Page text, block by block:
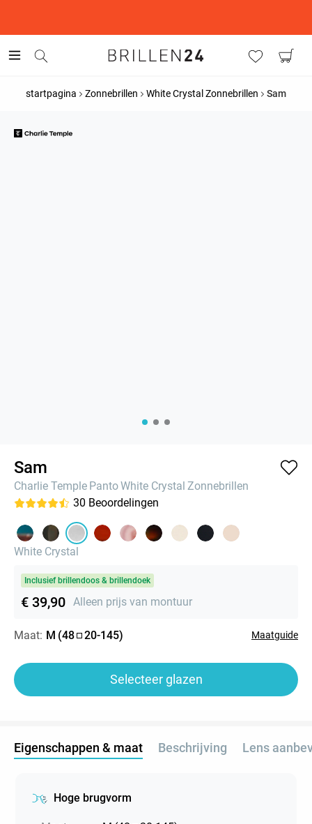
startpagina Zonnebrillen White Crystal Zonnebrillen Sam
Sam
Charlie Temple PantoWhite Crystal Zonnebrillen
30 Beoordelingen
White Crystal
Inclusief brillendoos & brillendoek
€ 39,90 Alleen prijs van montuur
Maat: M (48 20-145) Maatguide
Selecteer glazen
Eigenschappen & maat Beschrijving Lens
Hoge brugvorm